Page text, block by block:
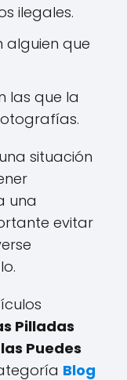
ilegales.
alguien que
las que la
situación
una
evitar
Pilladas
Puedes
Blog